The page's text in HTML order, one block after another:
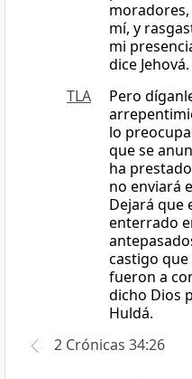
mí, y
mi
dice Jehová.
TLA
Pero
lo
que se
ha
no enviará
Dejará que
enterrado
castigo que
fueron a
dicho Dios
Huldá.
2 Crónicas 34:26